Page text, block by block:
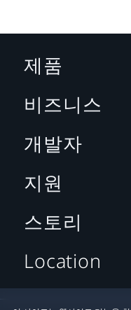
제품
비즈니스
개발자
지원
스토리
Location